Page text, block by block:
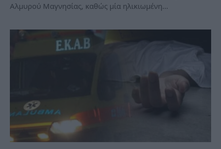
Αλμυρού Μαγνησίας, καθώς μία ηλικιωμένη…